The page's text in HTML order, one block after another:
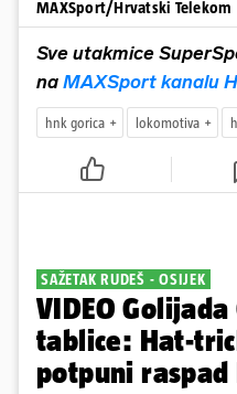
MAXSport/Hrvatski Telekom
Sve utakmice
na MAXSport kanalu
hnk gorica lokomotiva
SAŽETAK RUDEŠ - OSIJEK
VIDEO
tablice: Hat-
potpuni raspad